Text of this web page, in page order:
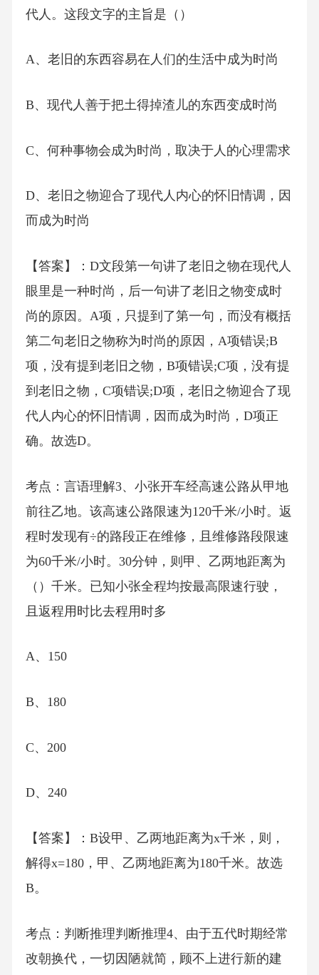
代人。这段文字的主旨是（）
A、老旧的东西容易在人们的生活中成为时尚
B、现代人善于把土得掉渣儿的东西变成时尚
C、何种事物会成为时尚，取决于人的心理需求
D、老旧之物迎合了现代人内心的怀旧情调，因
而成为时尚
【答案】：D文段第一句讲了老旧之物在现代人
眼里是一种时尚，后一句讲了老旧之物变成时
尚的原因。A项，只提到了第一句，而没有概括
第二句老旧之物称为时尚的原因，A项错误;B
项，没有提到老旧之物，B项错误;C项，没有提
到老旧之物，C项错误;D项，老旧之物迎合了现
代人内心的怀旧情调，因而成为时尚，D项正
确。故选D。
考点：言语理解3、小张开车经高速公路从甲地
前往乙地。该高速公路限速为120千米/小时。返
程时发现有÷的路段正在维修，且维修路段限速
为60千米/小时。30分钟，则甲、乙两地距离为
（）千米。已知小张全程均按最高限速行驶，
且返程用时比去程用时多
A、150
B、180
C、200
D、240
【答案】：B设甲、乙两地距离为x千米，则，
解得x=180，甲、乙两地距离为180千米。故选
B。
考点：判断推理判断推理4、由于五代时期经常
改朝换代，一切因陋就简，顾不上进行新的建